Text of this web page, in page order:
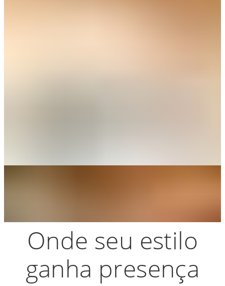
Onde seu estilo
ganha presença